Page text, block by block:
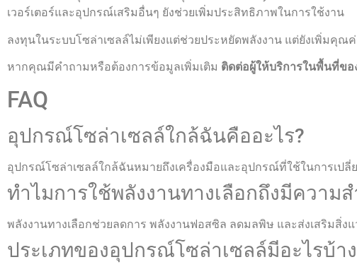
เวอร์เตอร์และอุปกรณ์เสริมอื่นๆ ยังช่วยเพิ่มประสิทธิภาพในการใช้งาน
ลงทุนในระบบโซล่าเซลล์ไม่เพียงแต่ช่วยประหยัดพลังงาน แต่ยังเพิ่มคุ
หากคุณมีคำถามหรือต้องการข้อมูลเพิ่มเติม ติดต่อผู้ให้บริการในพื้นที่ข
FAQ
อุปกรณ์โซล่าเซลล์ใกล้ฉันคืออะไร?
อุปกรณ์โซล่าเซลล์ใกล้ฉันหมายถึงเครื่องมือและอุปกรณ์ที่ใช้ในการเป
ทำไมการใช้พลังงานทางเลือกถึงมีความ
พลังงานทางเลือกช่วยลดการ พลังงานฟอสซิล ลดมลพิษ และส่งเสริมสิ่
ประเภทของอุปกรณ์โซล่าเซลล์มีอะไรบ้า